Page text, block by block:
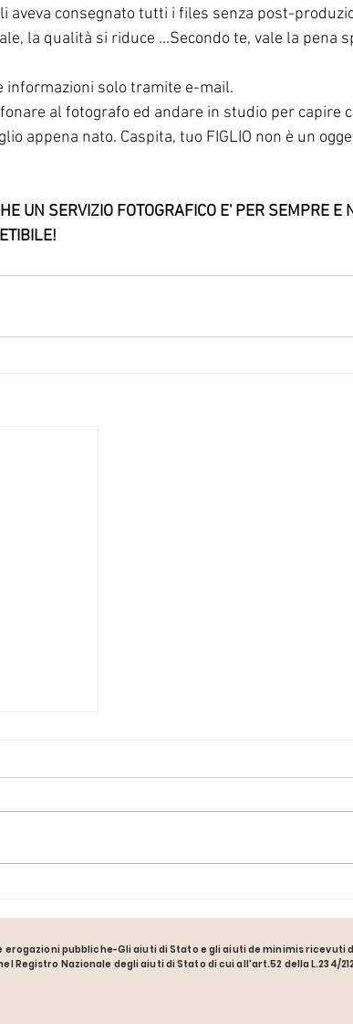
aveva consegnato tutti i files senza post-
la qualità si riduce ...Secondo te, vale la pena
informazioni solo tramite e-mail.
al fotografo ed andare in studio per capire
appena nato. Caspita, tuo FIGLIO non è un
UN SERVIZIO FOTOGRAFICO E' PER SEMPRE
erogazioni pubbliche-Gli aiuti di Stato e gli aiuti de minimis ricevuti
Registro Nazionale degli aiuti di Stato di cui all'art.52 della L.234/